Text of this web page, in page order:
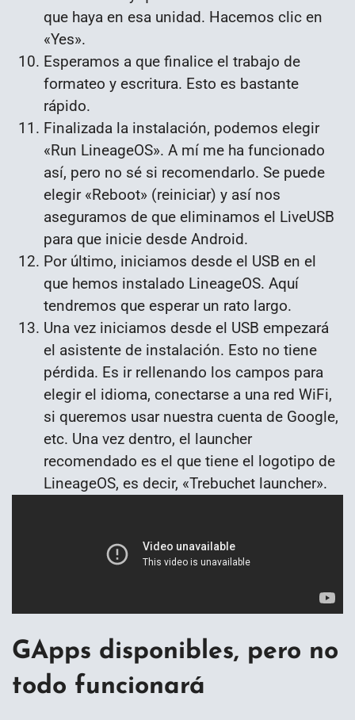
que haya en esa unidad. Hacemos clic en
«Yes».
Esperamos a que finalice el trabajo de
formateo y escritura. Esto es bastante
rápido.
Finalizada la instalación, podemos elegir
«Run LineageOS». A mí me ha funcionado
así, pero no sé si recomendarlo. Se puede
elegir «Reboot» (reiniciar) y así nos
aseguramos de que eliminamos el LiveUSB
para que inicie desde Android.
Por último, iniciamos desde el USB en el
que hemos instalado LineageOS. Aquí
tendremos que esperar un rato largo.
Una vez iniciamos desde el USB empezará
el asistente de instalación. Esto no tiene
pérdida. Es ir rellenando los campos para
elegir el idioma, conectarse a una red WiFi,
si queremos usar nuestra cuenta de Google,
etc. Una vez dentro, el launcher
recomendado es el que tiene el logotipo de
LineageOS, es decir, «Trebuchet launcher».
GApps disponibles, pero no
todo funcionará